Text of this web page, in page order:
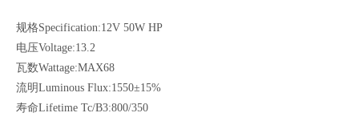
规格Specification:12V 50W HP
电压Voltage:13.2
瓦数Wattage:MAX68
流明Luminous Flux:1550±15%
寿命Lifetime Tc/B3:800/350